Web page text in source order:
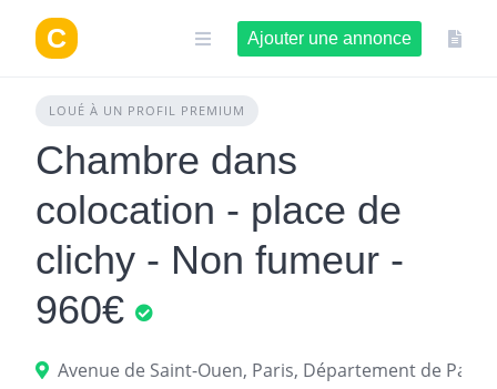
contenu
Ajouter une annonce
LOUÉ À UN PROFIL PREMIUM
Chambre dans
colocation - place de
clichy - Non fumeur -
960€
Avenue de Saint-Ouen, Paris, Département de